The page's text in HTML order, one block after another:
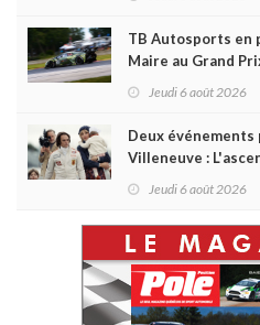
TB Autosports en
Maire au Grand
Jeudi 6 août 2026
Deux
Villeneuve :
Jeudi 6 août 2026